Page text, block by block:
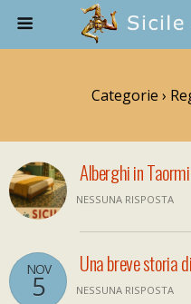
Categorie ›
Alberghi in
NESSUNA RISPOSTA
NOV
5
Una breve storia
NESSUNA RISPOSTA